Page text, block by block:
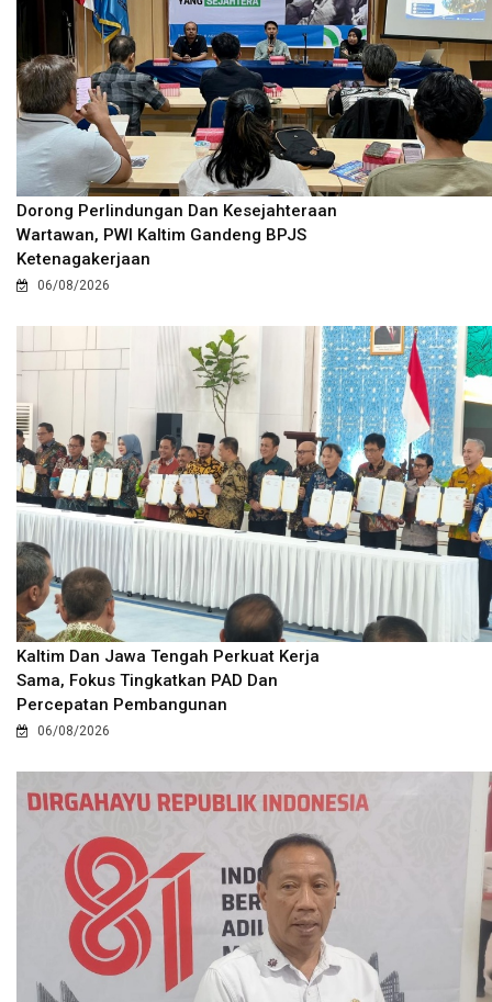
Dorong Perlindungan Dan Kesejahteraan
Wartawan, PWI Kaltim Gandeng BPJS
Ketenagakerjaan
06/08/2026
Kaltim Dan Jawa Tengah Perkuat Kerja
Sama, Fokus Tingkatkan PAD Dan
Percepatan Pembangunan
06/08/2026